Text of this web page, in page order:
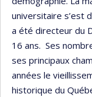
universitaire s’est
a été directeur du
16 ans. Ses
ses principaux
années le
historique du